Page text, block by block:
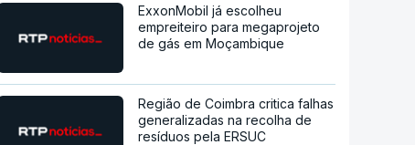
ExxonMobil já escolheu
empreiteiro para megaprojeto
de gás em Moçambique
Região de Coimbra critica falhas
generalizadas na recolha de
resíduos pela ERSUC